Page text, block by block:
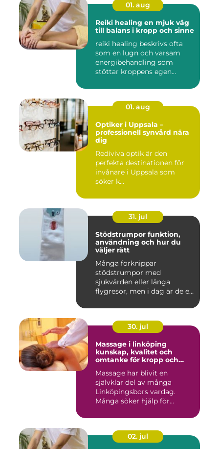
01. aug
Reiki healing en mjuk väg
till balans i kropp och sinne
reiki healing beskrivs ofta
som en lugn och varsam
energibehandling som
stöttar kroppens egen
01. aug
Optiker i Uppsala –
professionell synvård nära
dig
Rediviva optik är den
perfekta destinationen för
invånare i Uppsala som
söker k...
31. jul
Stödstrumpor funktion,
användning och hur du
väljer rätt
Många förknippar
stödstrumpor med
sjukvården eller långa
flygresor, men i dag är de ett
30. jul
Massage i linköping
kunskap, kvalitet och
omtanke för kropp och
Massage har blivit en
självklar del av många
Linköpingsbors vardag.
Många söker hjälp för
02. jul